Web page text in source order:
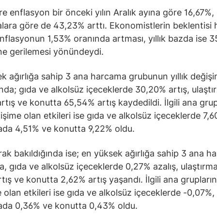
enflasyon bir önceki yılın Aralık ayına göre 16,67%,
göre de 43,23% arttı. Ekonomistlerin beklentisi
1,53% oranında artması, yıllık bazda ise
gerilemesi yönündeydi.
ağırlığa sahip 3 ana harcama grubunun yıllık
gıda ve alkolsüz içeceklerde 30,20% artış,
ve konutta 65,54% artış kaydedildi. İlgili ana
olan etkileri ise gıda ve alkolsüz içeceklerde
4,51% ve konutta 9,22% oldu.
bakıldığında ise; en yüksek ağırlığa sahip 3 ana
gıda ve alkolsüz içeceklerde 0,27% azalış,
ve konutta 2,62% artış yaşandı. İlgili ana
olan etkileri ise gıda ve alkolsüz içeceklerde -0,07%,
0,36% ve konutta 0,43% oldu.